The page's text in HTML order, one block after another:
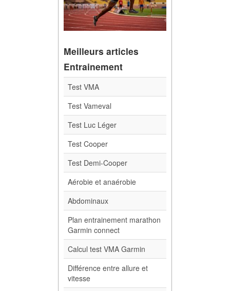
Meilleurs articles
Entrainement
Test VMA
Test Vameval
Test Luc Léger
Test Cooper
Test Demi-Cooper
Aérobie et anaérobie
Abdominaux
Plan entrainement marathon
Garmin connect
Calcul test VMA Garmin
Différence entre allure et
vitesse